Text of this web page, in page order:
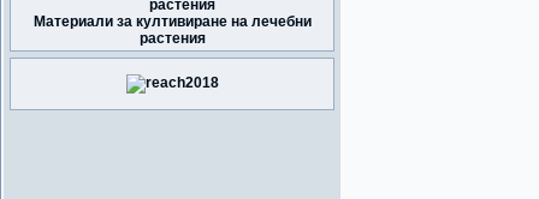
Материали за култивиране на лечебни
растения